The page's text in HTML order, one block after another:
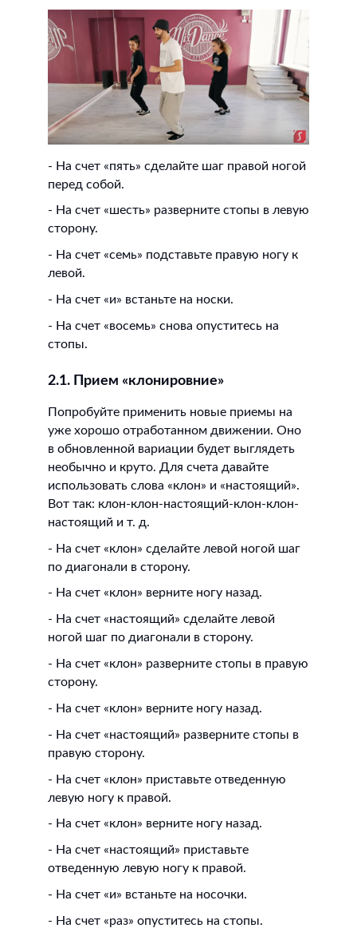
- На счет «пять» сделайте шаг правой ногой
перед собой.
- На счет «шесть» разверните стопы в левую
сторону.
- На счет «семь» подставьте правую ногу к
левой.
- На счет «и» встаньте на носки.
- На счет «восемь» снова опуститесь на
стопы.
2.1. Прием «клонировние»
Попробуйте применить новые приемы на
уже хорошо отработанном движении. Оно
в обновленной вариации будет выглядеть
необычно и круто. Для счета давайте
использовать слова «клон» и «настоящий».
Вот так: клон-клон-настоящий-клон-клон-
настоящий и т. д.
- На счет «клон» сделайте левой ногой шаг
по диагонали в сторону.
- На счет «клон» верните ногу назад.
- На счет «настоящий» сделайте левой
ногой шаг по диагонали в сторону.
- На счет «клон» разверните стопы в правую
сторону.
- На счет «клон» верните ногу назад.
- На счет «настоящий» разверните стопы в
правую сторону.
- На счет «клон» приставьте отведенную
левую ногу к правой.
- На счет «клон» верните ногу назад.
- На счет «настоящий» приставьте
отведенную левую ногу к правой.
- На счет «и» встаньте на носочки.
- На счет «раз» опуститесь на стопы.